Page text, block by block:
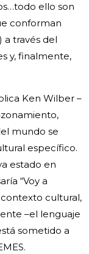
ello son
conforman
a través del
y, finalmente,
Ken Wilber –
mundo se
específico.
estado en
“Voy a
cultural,
–el lenguaje
sometido a